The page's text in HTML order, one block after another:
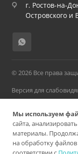
г. Ростов-на-
Островского и
© 2026 Все права
Версия для
Разработано в
Мы используем
сайта,
материалы.
на обработку